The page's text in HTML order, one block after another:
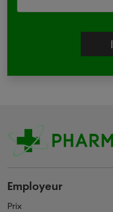
Employeur
Prix